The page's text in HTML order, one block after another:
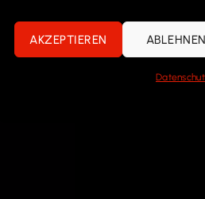
AKZEPTIEREN ABLEHNEN